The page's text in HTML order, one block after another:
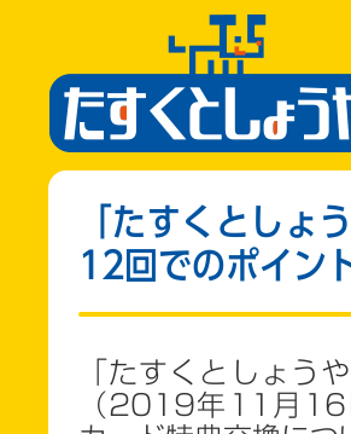
「たすくとしょ
12回でのポイン
「たすくとしょう
（2019年11月16